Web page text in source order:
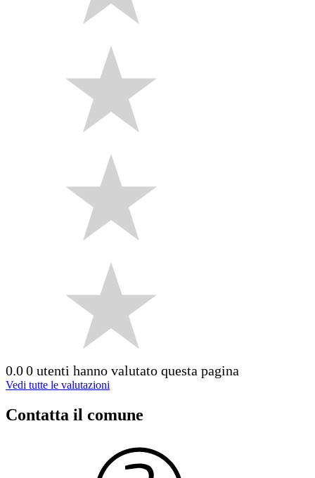
0.00 utenti hanno valutato questa pagina
Vedi tutte le valutazioni
Contatta il comune